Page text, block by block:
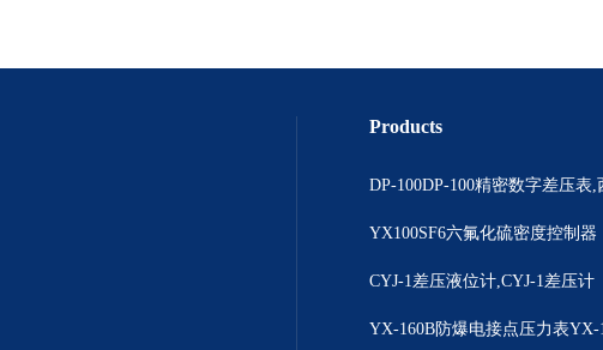
Products
YX100SF6六氟化硫密度控制器
CYJ-1差压液位计,CYJ-1差压计